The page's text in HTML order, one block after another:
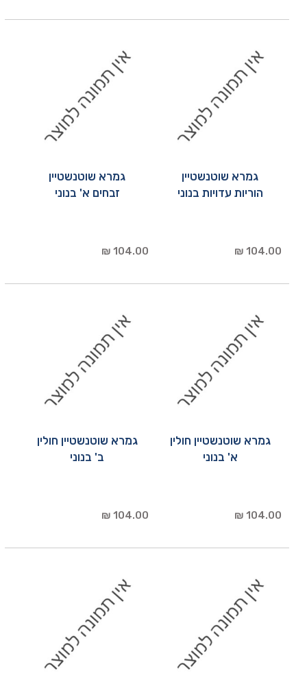
גמרא שוטנשטיין
הוריות עדויות בנוני
104.00 ₪
גמרא שוטנשטיין
זבחים א' בנוני
104.00 ₪
גמרא שוטנשטיין חולין
א' בנוני
104.00 ₪
גמרא שוטנשטיין חולין
ב' בנוני
104.00 ₪